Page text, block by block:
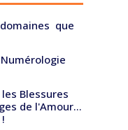
que
Numérologie
Blessures
de l'Amour...